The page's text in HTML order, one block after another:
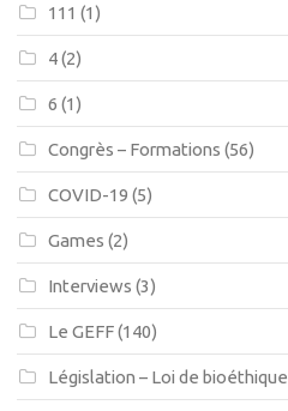
111 (1)
4(2)
6 (1)
Congrès – Formations (56)
COVID-19 (5)
Games (2)
Interviews (3)
Le GEFF(140)
Législation – Loi de bioéthique